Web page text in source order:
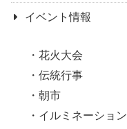
イベント情報
花火大会
伝統行事
朝市
イルミネーション